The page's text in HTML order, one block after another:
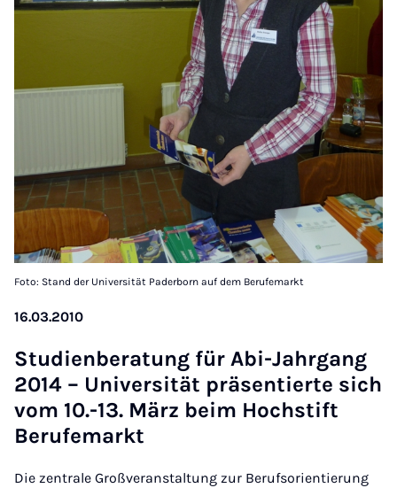
Foto: Stand der Universität Paderborn auf dem Berufemarkt
16.03.2010
Stud­i­en­ber­a­tung für Abi-Jahr­gang
2014 – Uni­versität präsen­tierte sich
vom 10.-13. März beim Hoch­s­tift
Berufe­markt
Die zentrale Großveranstaltung zur Berufsorientierung